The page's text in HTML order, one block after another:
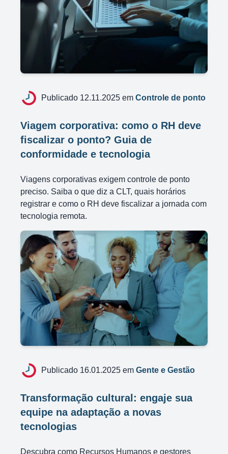
Publicado 12.11.2025 em Controle de ponto
Viagem corporativa: como o RH deve
fiscalizar o ponto? Guia de
conformidade e tecnologia
Viagens corporativas exigem controle de ponto
preciso. Saiba o que diz a CLT, quais horários
registrar e como o RH deve fiscalizar a jornada com
tecnologia remota.
Publicado 16.01.2025 em Gente e Gestão
Transformação cultural: engaje sua
equipe na adaptação a novas
tecnologias
Descubra como Recursos Humanos e gestores